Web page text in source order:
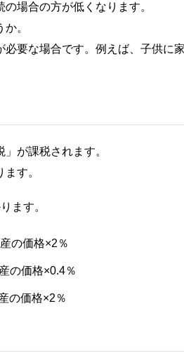
場合の方が低くなります。
。
要な場合です。例えば、子供に
が課税されます。
す。
ます。
の価格×2％
の価格×0.4％
の価格×2％